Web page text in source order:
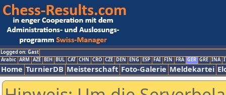
Logged on: Gast
Arabic ARM AZE BIH BUL CAT CHN CRO CZE DEN ENG ESP FAI FIN FRA GER GRE INA
Home TurnierDB Meisterschaft Foto-Galerie Meldekartei